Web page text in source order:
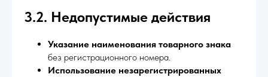
3.2. Недопустимые действия
Указание наименования товарного знака
без регистрационного номера.
Использование незарегистрированных